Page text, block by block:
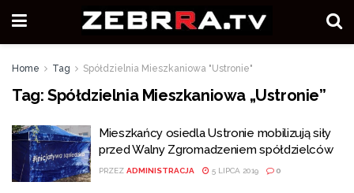
Home Tag Spółdzielnia Mieszkaniowa "Ustronie"
Tag: Spółdzielnia Mieszkaniowa „Ustronie”
Mieszkańcy osiedla Ustronie mobilizują siły
przed Walny Zgromadzeniem spółdzielców
PRZEZ ADMINISTRACJA 5 LIPCA 2019 0